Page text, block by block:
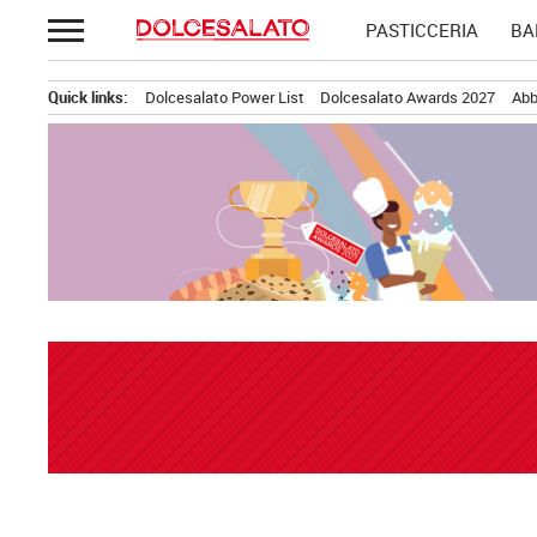
Passa
al
PASTICCERIA
Quick links: Dolcesalato Power List Dolcesalato Awards 2027